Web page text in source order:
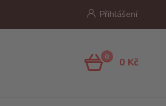
Přihlášení
0 0 Kč